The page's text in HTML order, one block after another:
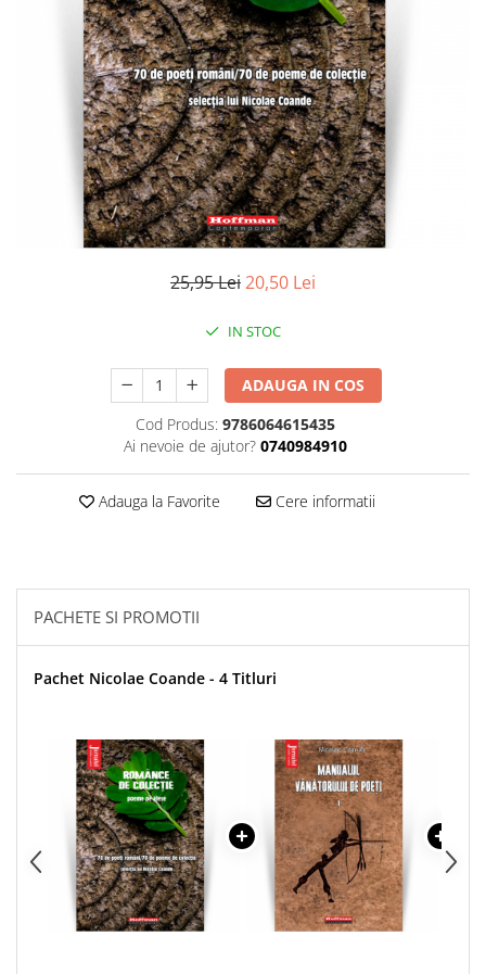
Literatura
Contemporana
Universala
Universala
Non-fictiune
Sociologie si filozofie
25,95 Lei20,50 Lei
IN STOC
ADAUGA IN COS
Cod Produs: 9786064615435
Ai nevoie de ajutor? 0740984910
Adauga la Favorite Cere informatii
PACHETE SI PROMOTII
Pachet Nicolae Coande - 4 Titluri